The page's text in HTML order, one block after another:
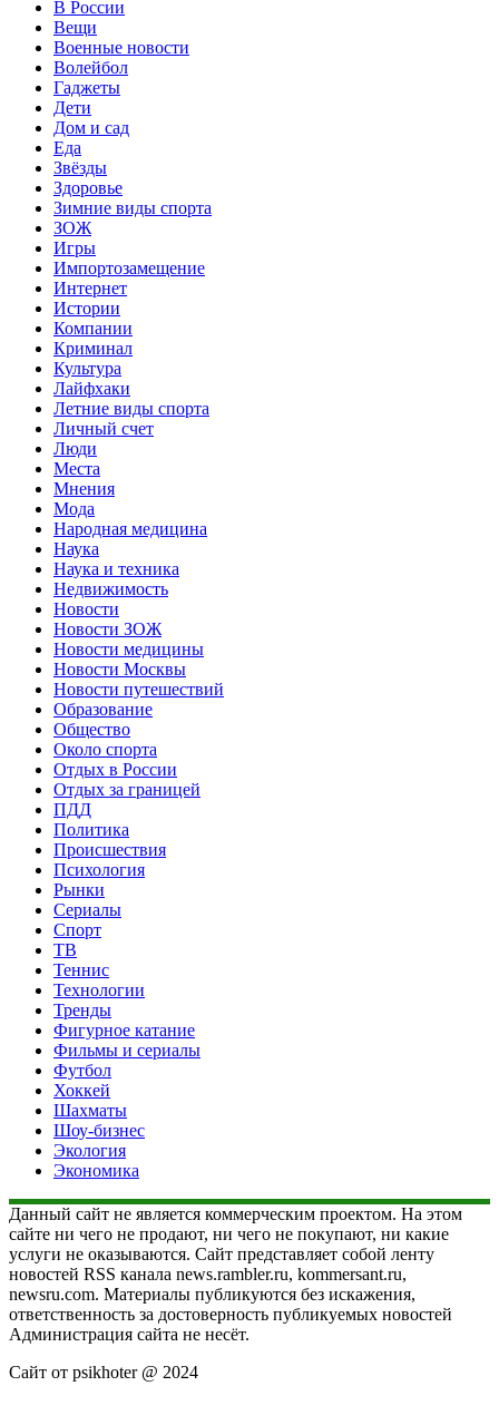
В России
Вещи
Военные новости
Волейбол
Гаджеты
Дети
Дом и сад
Еда
Звёзды
Здоровье
Зимние виды спорта
ЗОЖ
Игры
Импортозамещение
Интернет
Истории
Компании
Криминал
Культура
Лайфхаки
Летние виды спорта
Личный счет
Люди
Места
Мнения
Мода
Народная медицина
Наука
Наука и техника
Недвижимость
Новости
Новости ЗОЖ
Новости медицины
Новости Москвы
Новости путешествий
Образование
Общество
Около спорта
Отдых в России
Отдых за границей
ПДД
Политика
Происшествия
Психология
Рынки
Сериалы
Спорт
ТВ
Теннис
Технологии
Тренды
Фигурное катание
Фильмы и сериалы
Футбол
Хоккей
Шахматы
Шоу-бизнес
Экология
Экономика
Данный сайт не является коммерческим проектом. На этом
сайте ни чего не продают, ни чего не покупают, ни какие
услуги не оказываются. Сайт представляет собой ленту
новостей RSS канала news.rambler.ru, kommersant.ru,
newsru.com. Материалы публикуются без искажения,
ответственность за достоверность публикуемых новостей
Администрация сайта не несёт.
Сайт от psikhoter @ 2024